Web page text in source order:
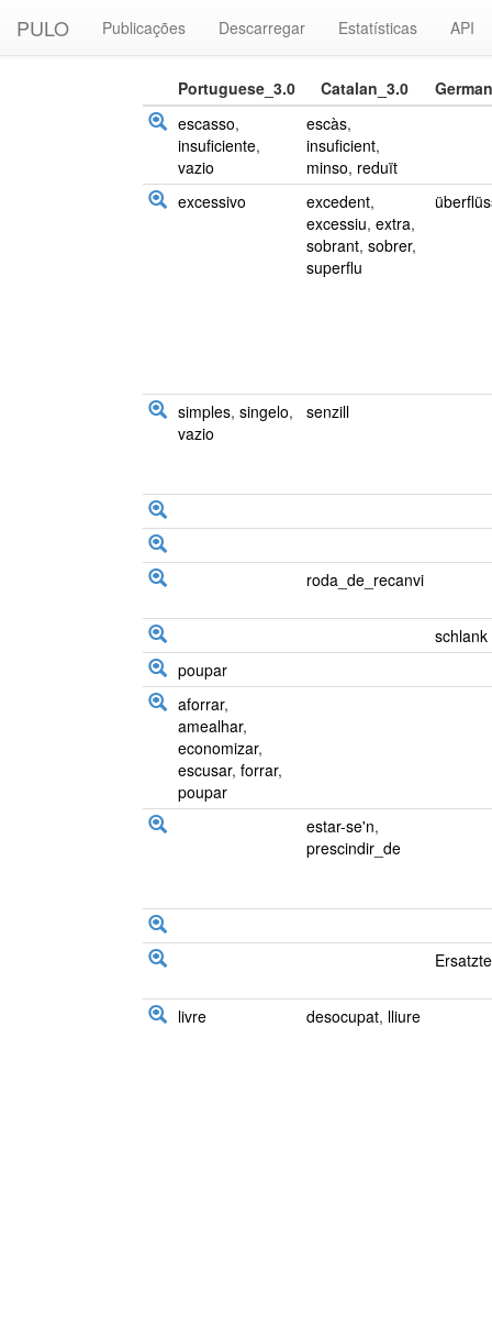
PULO Publicações Descarregar Estatísticas API
Portuguese_3.0 Catalan_3.0
escasso,
insuficiente,
vazio
escàs,
insuficient,
minso, reduït
excessivo
excedent,
excessiu, extra,
sobrant, sobrer,
superflu
simples, singelo,
vazio
senzill
roda_de_recanvi
schlank
poupar
aforrar,
amealhar,
economizar,
escusar, forrar,
poupar
estar-se'n,
prescindir_de
livre desocupat, lliure